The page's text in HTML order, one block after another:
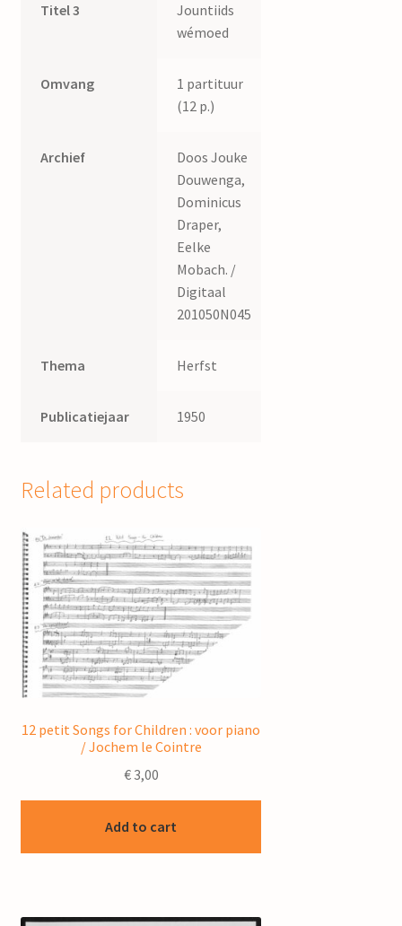
Titel 3
Jountiids
wémoed
Omvang
1 partituur
(12 p.)
Archief
Doos Jouke
Douwenga,
Dominicus
Draper,
Eelke
Mobach. /
Digitaal
201050N045
Thema Herfst
Publicatiejaar 1950
Related products
12 petit Songs for Children : voor piano
/ Jochem le Cointre
€3,00
Add to cart